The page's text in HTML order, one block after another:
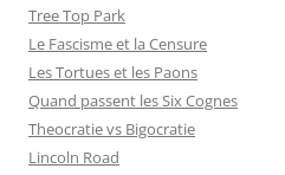
Tree Top Park
Le Fascisme et la Censure
Les Tortues et les Paons
Quand passent les Six Cognes
Theocratie vs Bigocratie
Lincoln Road